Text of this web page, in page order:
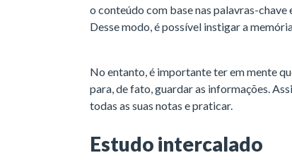
o conteúdo com base nas palavras-
Desse modo, é possível instigar a
No entanto, é importante ter em mente
para, de fato, guardar as informações.
todas as suas notas e praticar.
Estudo intercalado